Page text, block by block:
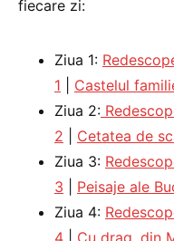
fiecare zi:
Ziua 1:
1
Castelul
Ziua 2:
2
Cetatea de
Ziua 3:
3
Peisaje ale
Ziua 4:
4
Cu drag, din